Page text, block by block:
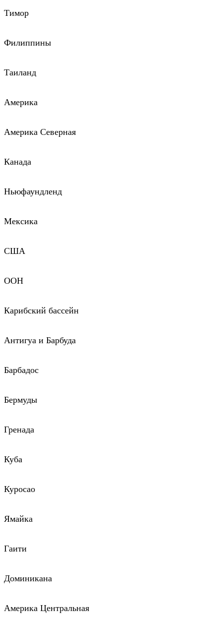
Тимор
Филиппины
Таиланд
Америка
Америка Северная
Канада
Ньюфаундленд
Мексика
США
ООН
Карибский бассейн
Антигуа и Барбуда
Барбадос
Бермуды
Гренада
Куба
Куросао
Ямайка
Гаити
Доминикана
Америка Центральная